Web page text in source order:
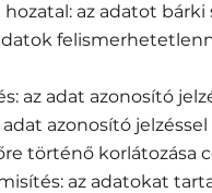
hozatal: az adatot
az adat azonosító
adat azonosító
történő korlátozása
az adatokat